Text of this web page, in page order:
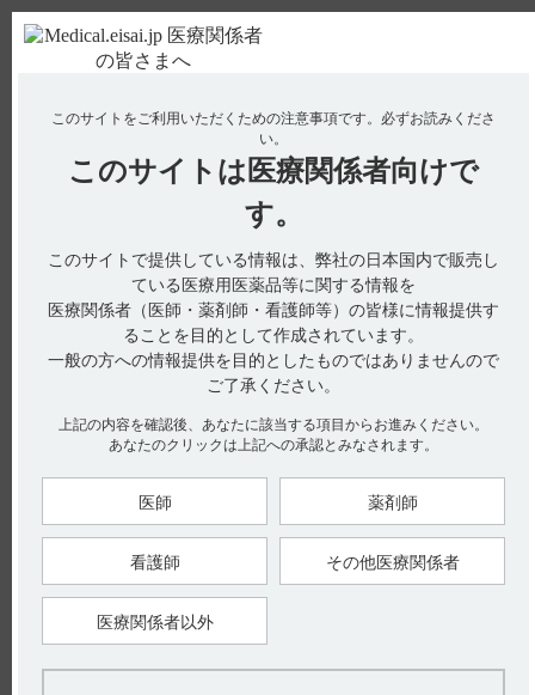
使用期限検索 Drug Information
No : 329
【フィコンパ錠・細粒】 「効能又は効果」につ
いて教えてください。
【フィコンパ錠・細粒】
「効能又は効果」について教えてください。
電子添文には、「効能又は効果」に関して以下の記載がありま
4．効能又は効果（引用1）
○てんかん患者の部分発作（二次性全般化発作を含む）
○他の抗てんかん薬で十分な効果が認められないてんかん患者
の強直間代発作に対する抗てんかん薬との併用療法
1）フィコンパ錠2mg･4mg･細粒1%電子添文 2024年2月改訂
（第5版） 4．効能又は効果
【更新年月】
このサイトをご利用いただくための注意事項です。 必ずお読みくださ
い。
このサイトは 医療関係者向けで
す。
このサイトで提供している情報は、弊社の日本国内で販売し
ている医療用医薬品等に関する情報を
医療関係者（医師・薬剤師・看護師等）の皆様に情報提供す
ることを目的として作成されています。
一般の方への情報提供を目的としたものではありませんので
ご了承ください。
上記の内容を確認後、あなたに該当する項目からお進みください。
あなたのクリックは上記への承認とみなされます。
医師 薬剤師
看護師 その他医療関係者
医療関係者以外